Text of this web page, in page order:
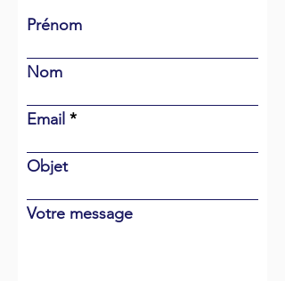
Prénom
Nom
Email
Objet
Votre message